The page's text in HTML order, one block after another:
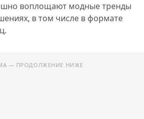
воплощают модные тренды
в том числе в формате
— ПРОДОЛЖЕНИЕ НИЖЕ